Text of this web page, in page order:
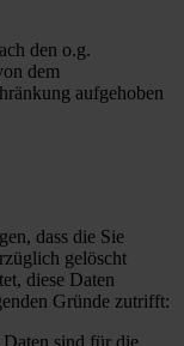
den o.g.
dem
aufgehoben
dass die Sie
gelöscht
diese Daten
Gründe zutrifft: